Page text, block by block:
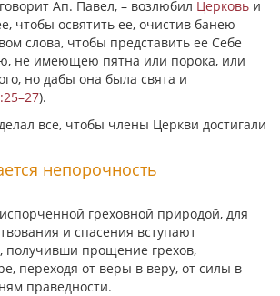
Ап. Павел, – возлюбил Церковь и
чтобы освятить ее, очистив банею
слова, чтобы представить ее Себе
не имеющею пятна или порока, или
но дабы она была свята и
).
все, чтобы члены Церкви достигали
непорочность
греховной природой, для
и спасения вступают
получивши прощение грехов,
переходя от веры в веру, от силы в
праведности.